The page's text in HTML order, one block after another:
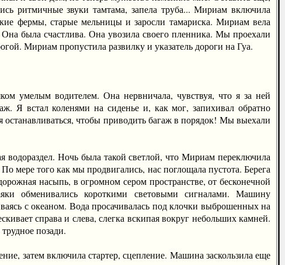
ритмичные звуки тамтама, запела труба... Мириам включила
фермы, старые мельницы и заросли тамариска. Мириам вела
была счастлива. Она увозила своего пленника. Мы проехали
Мириам пропустила развилку и указатель дороги на Гуа.
водителем. Она нервничала, чувствуя, что я за ней
Я встал коленями на сиденье и, как мог, запихивал обратно
чтобы приводить багаж в порядок! Мы выехали
Ночь была такой светлой, что Мириам переключила
того как мы продвигались, нас поглощала пустота. Берега
насыпь, в огромном сером пространстве, от бесконечной
обменивались короткими световыми сигналами. Машину
с океаном. Вода просачивалась под клочки выброшенных на
справа и слева, слегка вскипая вокруг небольших камней.
позади.
затем включила стартер, сцепление. Машина заскользила еще